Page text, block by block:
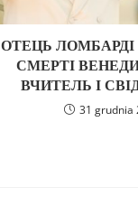
ОТЕЦЬ
СМЕРТІ
ВЧИТЕЛЬ І
31 grudnia